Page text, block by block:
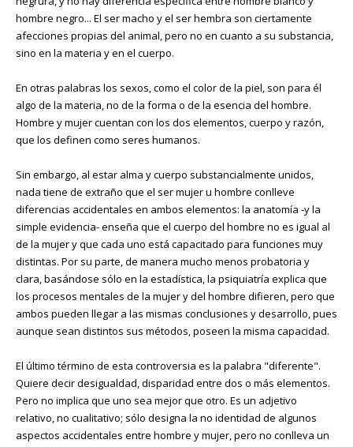
hombre negro... El ser macho y el ser hembra son ciertamente
afecciones propias del animal, pero no en cuanto a su substancia,
sino en la materia y en el cuerpo.
En otras palabras los sexos, como el color de la piel, son para él
algo de la materia, no de la forma o de la esencia del hombre.
Hombre y mujer cuentan con los dos elementos, cuerpo y razón,
que los definen como seres humanos.
Sin embargo, al estar alma y cuerpo substancialmente unidos,
nada tiene de extraño que el ser mujer u hombre conlleve
diferencias accidentales en ambos elementos: la anatomía -y la
simple evidencia- enseña que el cuerpo del hombre no es igual al
de la mujer y que cada uno está capacitado para funciones muy
distintas. Por su parte, de manera mucho menos probatoria y
clara, basándose sólo en la estadística, la psiquiatría explica que
los procesos mentales de la mujer y del hombre difieren, pero que
ambos pueden llegar a las mismas conclusiones y desarrollo, pues
aunque sean distintos sus métodos, poseen la misma capacidad.
El último término de esta controversia es la palabra "diferente".
Quiere decir desigualdad, disparidad entre dos o más elementos.
Pero no implica que uno sea mejor que otro. Es un adjetivo
relativo, no cualitativo; sólo designa la no identidad de algunos
aspectos accidentales entre hombre y mujer, pero no conlleva un